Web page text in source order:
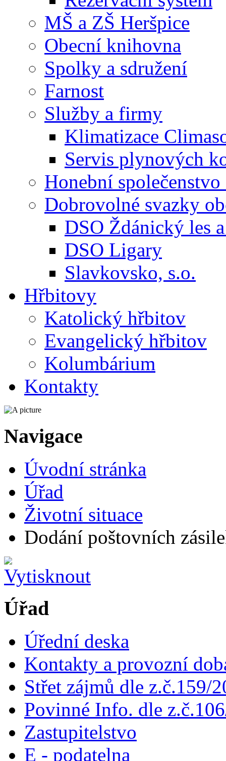
MŠ a ZŠ Heršpice
Obecní knihovna
Spolky a sdružení
Farnost
Služby a firmy
Klimatizace
Servis plynových
Honební společenstvo
Dobrovolné svazky
DSO Ždánický les
DSO Ligary
Slavkovsko, s.o.
Hřbitovy
Katolický hřbitov
Evangelický hřbitov
Kolumbárium
Kontakty
Navigace
Úvodní stránka
Úřad
Životní situace
Dodání poštovních
Úřad
Úřední deska
Kontakty a provozní
Střet zájmů dle z.č.159/
Povinné Info. dle
Zastupitelstvo
E - podatelna